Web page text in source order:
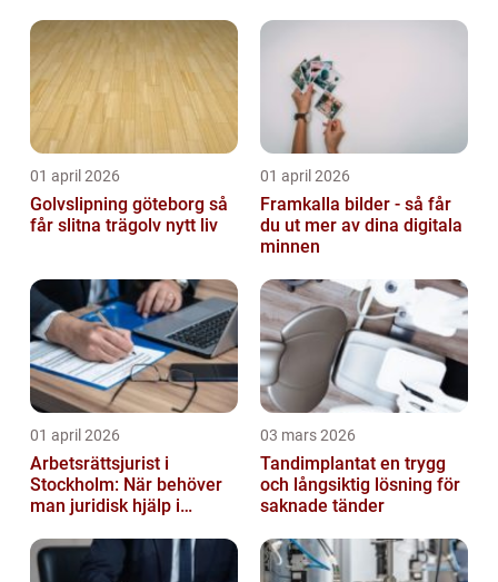
01 april 2026
Golvslipning göteborg så
får slitna trägolv nytt liv
01 april 2026
Framkalla bilder - så får
du ut mer av dina digitala
minnen
01 april 2026
Arbetsrättsjurist i
Stockholm: När behöver
man juridisk hjälp i
03 mars 2026
Tandimplantat en trygg
och långsiktig lösning för
saknade tänder